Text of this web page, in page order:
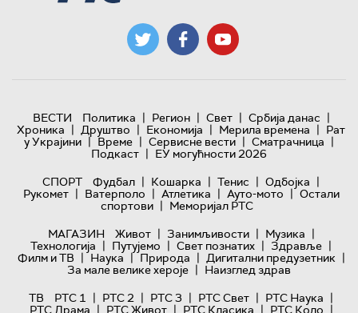
ВЕСТИ Политика | Регион | Свет | Србија данас |
Хроника | Друштво | Економија | Мерила времена | Рат
у Украјини | Време | Сервисне вести | Сматрачница |
Подкаст | ЕУ могућности 2026
СПОРТ
Фудбал | Кошарка | Тенис | Одбојка |
Рукомет | Ватерполо | Атлетика | Ауто-мото | Остали
спортови | Меморијал РТС
МАГАЗИН
Живот | Занимљивости | Музика |
Технологијa | Путујемо | Свет познатих | Здравље |
Филм и ТВ | Наука | Природа | Дигитални предузетник |
За мале велике хероје | Наизглед здрав
ТВ
РТС 1 | РТС 2 | РТС 3 | РТС Свет | РТС Наука |
РТС Драма | РТС Живот | РТС Класика | РТС Коло |